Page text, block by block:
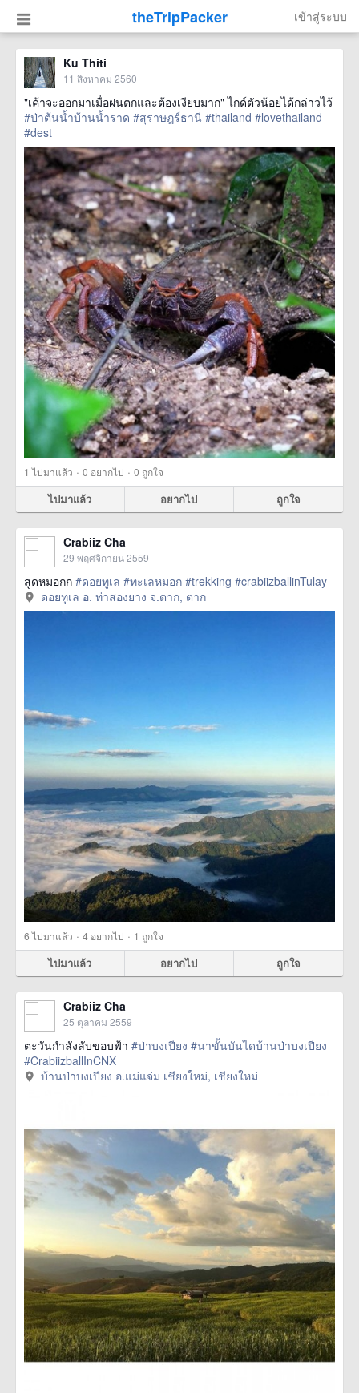
theTripPacker เข้าสู่ระบบ
Ku Thiti
11 สิงหาคม 2560
"เค้าจะออกมาเมื่อฝนตกและต้องเงียบมาก" ไกด์ตัวน้อยได้กล่าวไว้
#ป่าต้นน้ำบ้านน้ำราด #สุราษฎร์ธานี #thailand #lovethailand
#dest
href=https://m.thetrippacker.com/th/image/location/208581>
more
1 ไปมาแล้ว · 0 อยากไป · 0 ถูกใจ
ไปมาแล้ว อยากไป ถูกใจ
Crabiiz Cha
29 พฤศจิกายน 2559
สูดหมอกก #ดอยทูเล #ทะเลหมอก #trekking #crabiizballinTulay
ดอยทูเล อ. ท่าสองยาง จ.ตาก, ตาก
6ไปมาแล้ว · 4 อยากไป · 1 ถูกใจ
ไปมาแล้ว อยากไป ถูกใจ
Crabiiz Cha
25 ตุลาคม 2559
ตะวันกำลังลับขอบฟ้า #ป่าบงเปียง #นาขั้นบันไดบ้านป่าบงเปียง
#CrabiizballInCNX
บ้านป่าบงเปียง อ.แม่แจ่ม เชียงใหม่, เชียงใหม่